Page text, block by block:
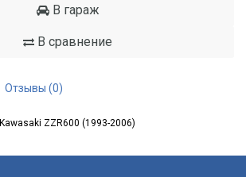
В гараж
В сравнение
Отзывы (0)
Kawasaki ZZR600 (1993-2006)